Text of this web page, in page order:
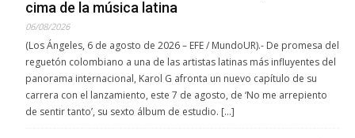
cima de la música latina
06/08/2026
(Los Ángeles, 6 de agosto de 2026 – EFE / MundoUR).- De promesa del
reguetón colombiano a una de las artistas latinas más influyentes del
panorama internacional, Karol G afronta un nuevo capítulo de su
carrera con el lanzamiento, este 7 de agosto, de ‘No me arrepiento
de sentir tanto’, su sexto álbum de estudio. […]